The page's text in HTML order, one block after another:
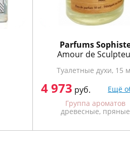
Parfums
Amour de
Туалетные духи, 15
4 973 руб.
Ещё
Группа ароматов
древесные, пряные